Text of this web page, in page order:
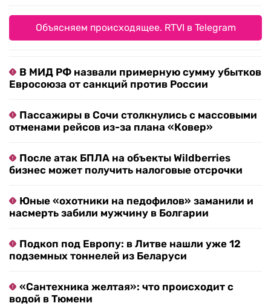
Объясняем происходящее. RTVI в Telegram
В МИД РФ назвали примерную сумму убытков
Евросоюза от санкций против России
Пассажиры в Сочи столкнулись с массовыми
отменами рейсов из-за плана «Ковер»
После атак БПЛА на объекты Wildberries
бизнес может получить налоговые отсрочки
Юные «охотники на педофилов» заманили и
насмерть забили мужчину в Болгарии
Подкоп под Европу: в Литве нашли уже 12
подземных тоннелей из Беларуси
«Сантехника желтая»: что происходит с
водой в Тюмени